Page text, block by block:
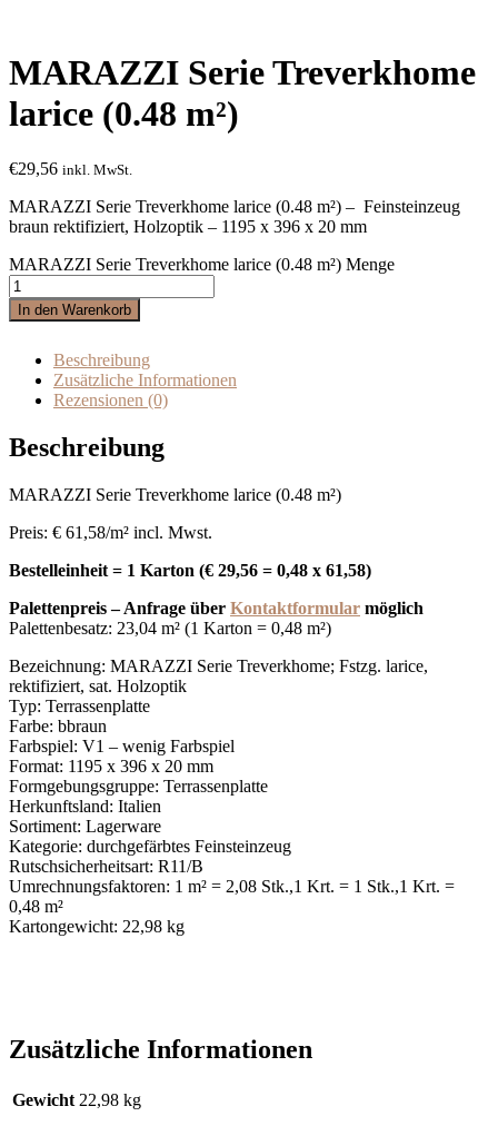
MARAZZI Serie Treverkhome
larice (0.48 m²)
€29,56 inkl. MwSt.
MARAZZI Serie Treverkhome larice (0.48 m²) – Feinsteinzeug
braun rektifiziert, Holzoptik – 1195 x 396 x 20 mm
MARAZZI Serie Treverkhome larice (0.48 m²) Menge
In den Warenkorb
Beschreibung
Zusätzliche Informationen
Rezensionen (0)
Beschreibung
MARAZZI Serie Treverkhome larice (0.48 m²)
Preis: € 61,58/m² incl. Mwst.
Bestelleinheit = 1 Karton (€ 29,56 = 0,48 x 61,58)
Palettenpreis – Anfrage über Kontaktformular möglich
Palettenbesatz: 23,04 m² (1 Karton = 0,48 m²)
Bezeichnung: MARAZZI Serie Treverkhome; Fstzg. larice,
rektifiziert, sat. Holzoptik
Typ: Terrassenplatte
Farbe: bbraun
Farbspiel: V1 – wenig Farbspiel
Format: 1195 x 396 x 20 mm
Formgebungsgruppe: Terrassenplatte
Herkunftsland: Italien
Sortiment: Lagerware
Kategorie: durchgefärbtes Feinsteinzeug
Rutschsicherheitsart: R11/B
Umrechnungsfaktoren: 1 m² = 2,08 Stk.,1 Krt. = 1 Stk.,1 Krt. =
0,48 m²
Kartongewicht: 22,98 kg
Zusätzliche Informationen
Gewicht 22,98 kg